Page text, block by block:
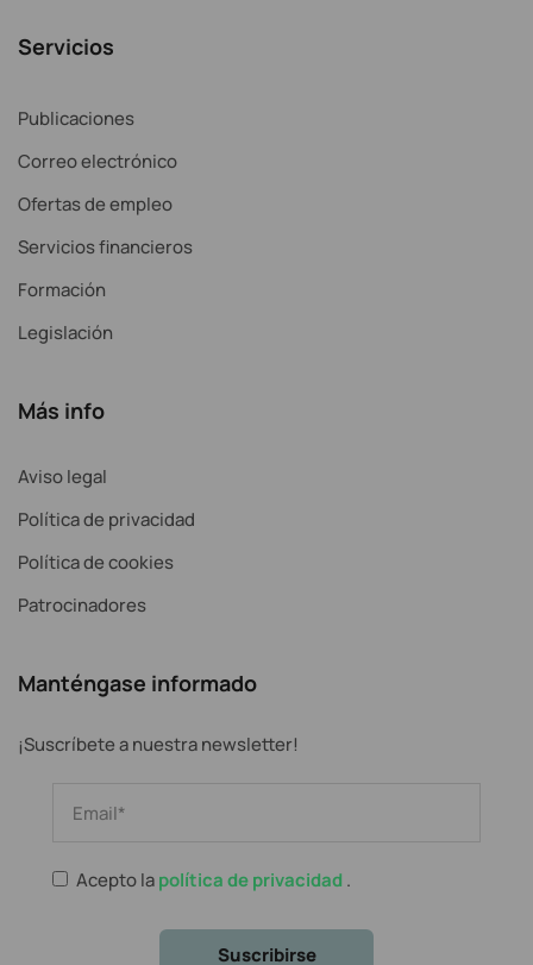
Servicios
Publicaciones
Correo electrónico
Ofertas de empleo
Servicios financieros
Formación
Legislación
Más info
Aviso legal
Política de privacidad
Política de cookies
Patrocinadores
Manténgase informado
¡Suscríbete a nuestra newsletter!
Acepto lapolítica de privacidad .